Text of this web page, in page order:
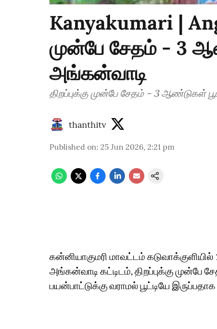
Kanyakumari |
முன்பே சேதம் - 3
அங்கன்வாடி
திறப்புக்கு முன்பே சேதம் - 3 ஆண்டுகள்
thanthitv
Published on: 25 Jun 2026, 2:21 pm
கன்னியாகுமரி மாவட்டம்
அங்கன்வாடி கட்டிடம், திறப்புக்கு
பயன்பாட்டுக்கு வராமல் பூட்டியே இருப்பதாக